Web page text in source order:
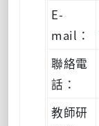
E-
mail：
聯絡電
話：
教師研